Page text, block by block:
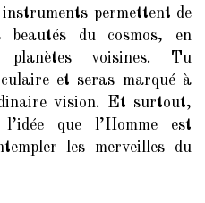
permettent de
du cosmos, en
planètes voisines. Tu
et seras marqué à
vision. Et surtout,
que l’Homme est
les merveilles du